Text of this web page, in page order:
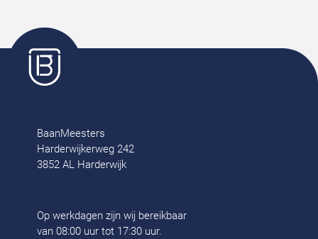
BaanMeesters
Harderwijkerweg 242
3852 AL Harderwijk
Op werkdagen zijn wij bereikbaar
van 08:00 uur tot 17:30 uur.